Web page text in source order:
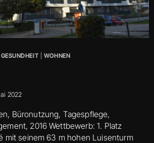
GESUNDHEIT WOHNEN
2022
Büronutzung, Tagespflege,
2016 Wettbewerb: 1. Platz
mit seinem 63 m hohen Luisenturm